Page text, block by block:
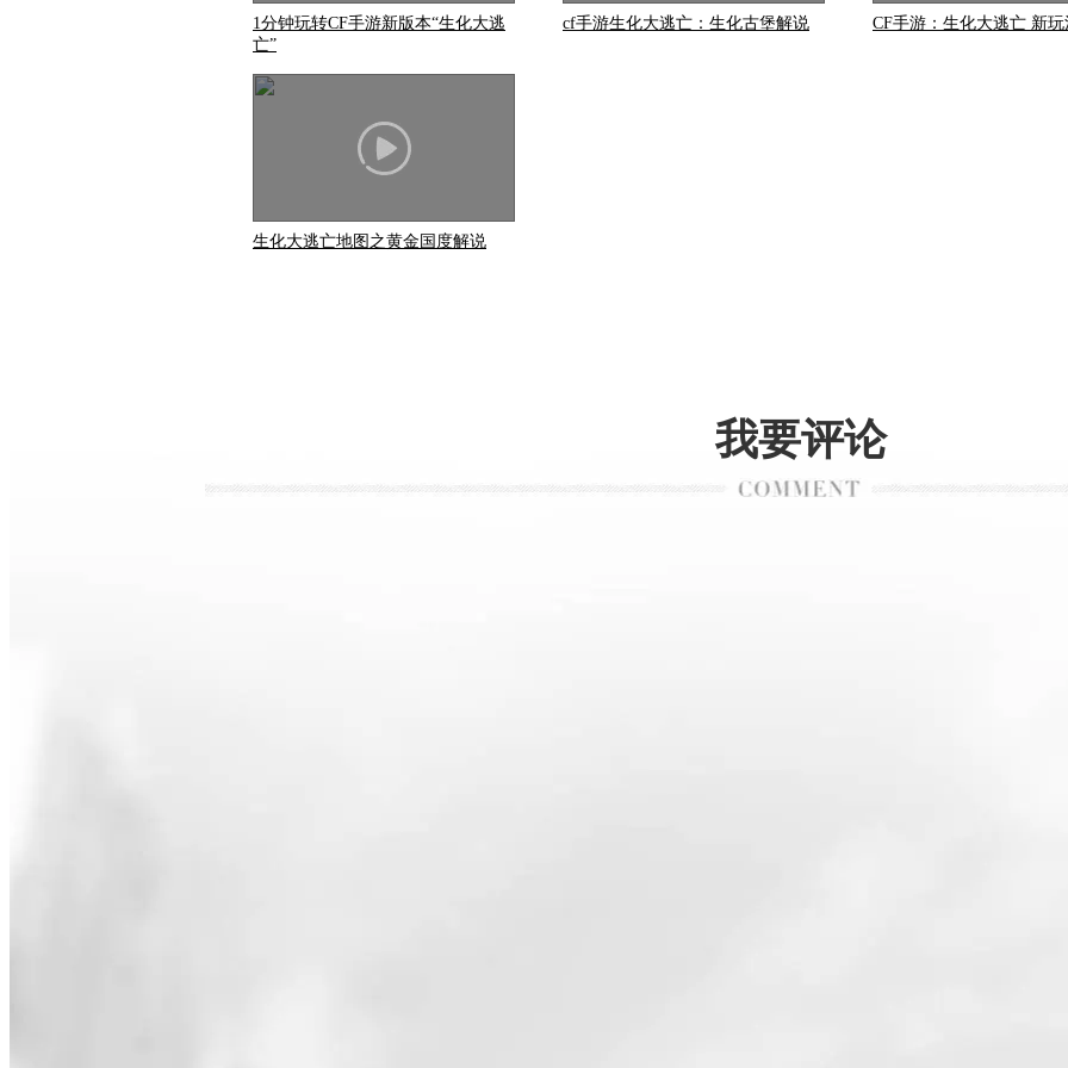
1分钟玩转CF手游新版本“生化大逃
亡”
cf手游生化大逃亡：生化古堡解说 CF手游：生化大逃亡 新
生化大逃亡地图之黄金国度解说
我要评论